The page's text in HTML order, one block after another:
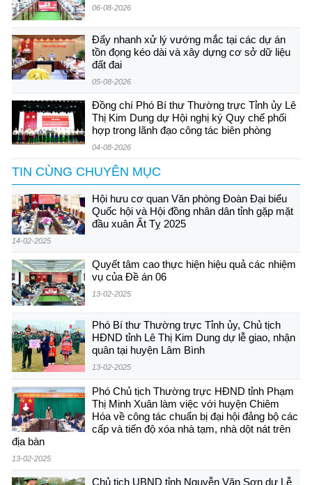
06-08-2026
Đẩy nhanh xử lý vướng mắc tại các dự án
tồn đọng kéo dài và xây dựng cơ sở dữ liệu
đất đai
05-08-2026
Đồng chí Phó Bí thư Thường trực Tỉnh ủy Lê
Thị Kim Dung dự Hội nghị ký Quy chế phối
hợp trong lãnh đạo công tác biên phòng
04-08-2026
TIN CÙNG CHUYÊN MỤC
Hội hưu cơ quan Văn phòng Đoàn Đại biểu
Quốc hội và Hội đồng nhân dân tỉnh gặp mặt
đầu xuân Ất Tỵ 2025
14-02-2025
Quyết tâm cao thực hiện hiệu quả các nhiệm
vụ của Đề án 06
13-02-2025
Phó Bí thư Thường trực Tỉnh ủy, Chủ tịch
HĐND tỉnh Lê Thị Kim Dung dự lễ giao, nhận
quân tại huyện Lâm Bình
13-02-2025
Phó Chủ tịch Thường trực HĐND tỉnh Phạm
Thị Minh Xuân làm việc với huyện Chiêm
Hóa về công tác chuẩn bị đại hội đảng bộ các
cấp và tiến độ xóa nhà tạm, nhà dột nát trên
địa bàn
13-02-2025
Chủ tịch UBND tỉnh Nguyễn Văn Sơn dự Lễ